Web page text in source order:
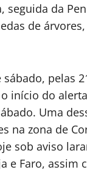
da
de
pelas
início do
Uma
na zona de
sob aviso
e Faro,